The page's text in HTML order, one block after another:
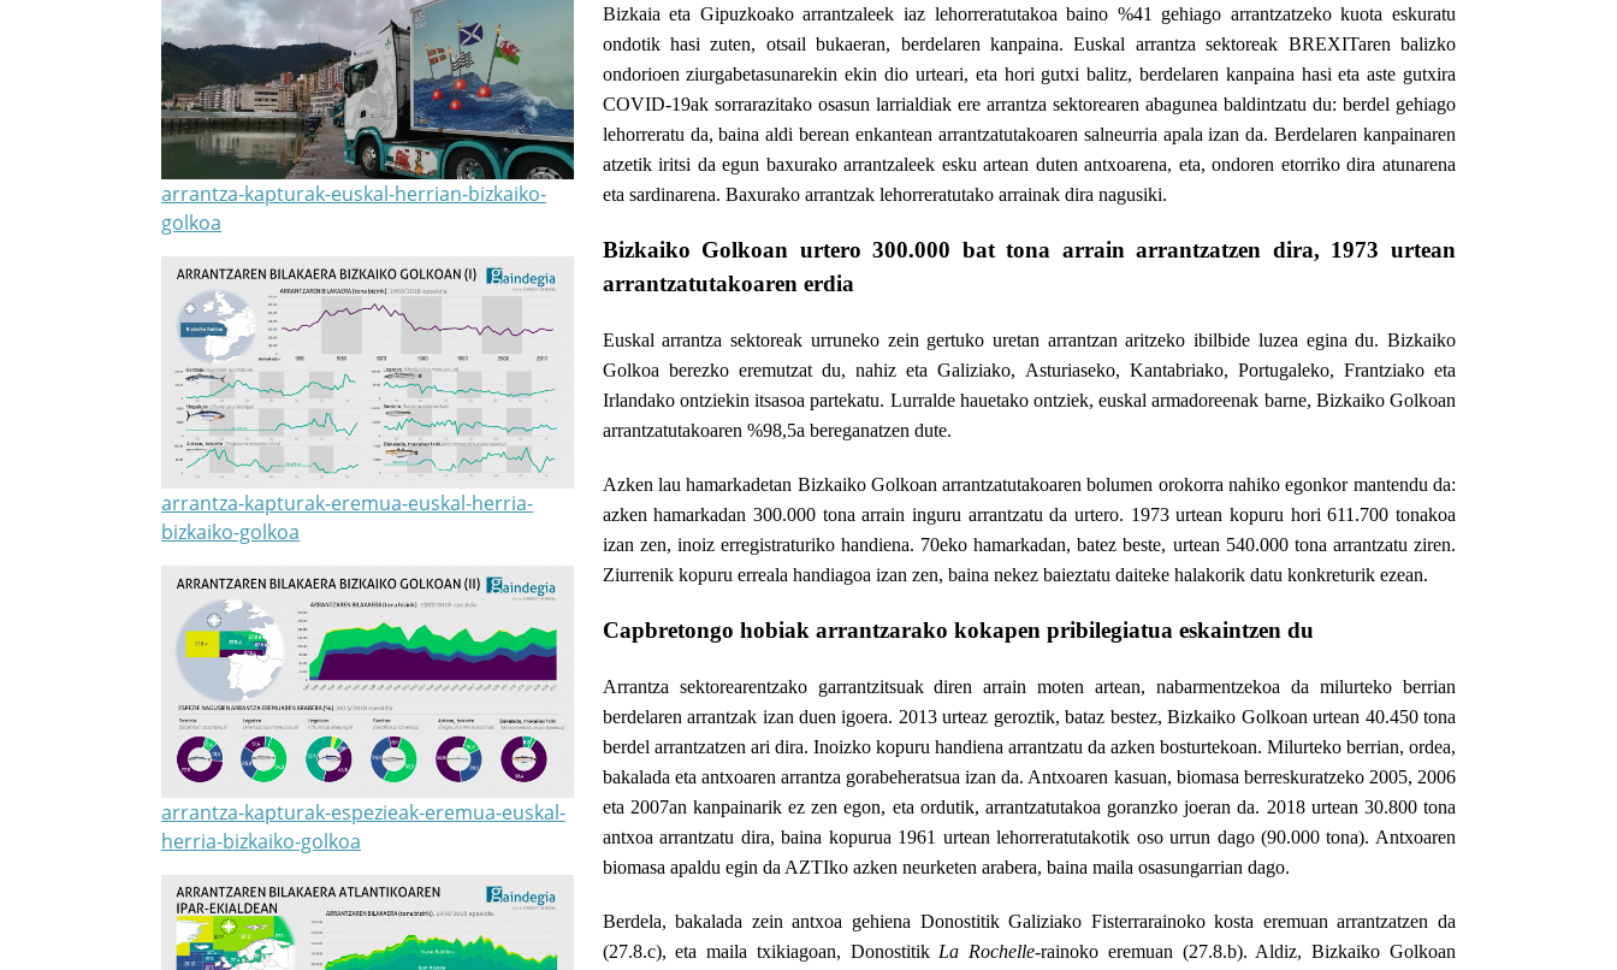
arrantza-kapturak-euskal-herrian-bizkaiko-
golkoa
arrantza-kapturak-eremua-euskal-herria-
bizkaiko-golkoa
arrantza-kapturak-espezieak-eremua-euskal-
herria-bizkaiko-golkoa
Bizkaia eta Gipuzkoako arrantzaleek iaz lehorreratutakoa baino %41 gehiago arrantzatzeko kuota eskuratu
ondotik hasi zuten, otsail bukaeran, berdelaren kanpaina. Euskal arrantza sektoreak BREXITaren balizko
ondorioen ziurgabetasunarekin ekin dio urteari, eta hori gutxi balitz, berdelaren kanpaina hasi eta aste gutxira
COVID-19ak sorrarazitako osasun larrialdiak ere arrantza sektorearen abagunea baldintzatu du: berdel gehiago
lehorreratu da, baina aldi berean enkantean arrantzatutakoaren salneurria apala izan da. Berdelaren kanpainaren
atzetik iritsi da egun baxurako arrantzaleek esku artean duten antxoarena, eta, ondoren etorriko dira atunarena
eta sardinarena. Baxurako arrantzak lehorreratutako arrainak dira nagusiki.
Bizkaiko Golkoan urtero 300.000 bat tona arrain arrantzatzen dira, 1973 urtean
arrantzatutakoaren erdia
Euskal arrantza sektoreak urruneko zein gertuko uretan arrantzan aritzeko ibilbide luzea egina du. Bizkaiko
Golkoa berezko eremutzat du, nahiz eta Galiziako, Asturiaseko, Kantabriako, Portugaleko, Frantziako eta
Irlandako ontziekin itsasoa partekatu. Lurralde hauetako ontziek, euskal armadoreenak barne, Bizkaiko Golkoan
arrantzatutakoaren %98,5a bereganatzen dute.
Azken lau hamarkadetan Bizkaiko Golkoan arrantzatutakoaren bolumen orokorra nahiko egonkor mantendu da:
azken hamarkadan 300.000 tona arrain inguru arrantzatu da urtero. 1973 urtean kopuru hori 611.700 tonakoa
izan zen, inoiz erregistraturiko handiena. 70eko hamarkadan, batez beste, urtean 540.000 tona arrantzatu ziren.
Ziurrenik kopuru erreala handiagoa izan zen, baina nekez baieztatu daiteke halakorik datu konkreturik ezean.
Capbretongo hobiak arrantzarako kokapen pribilegiatua eskaintzen du
Arrantza sektorearentzako garrantzitsuak diren arrain moten artean, nabarmentzekoa da milurteko berrian
berdelaren arrantzak izan duen igoera. 2013 urteaz geroztik, bataz bestez, Bizkaiko Golkoan urtean 40.450 tona
berdel arrantzatzen ari dira. Inoizko kopuru handiena arrantzatu da azken bosturtekoan. Milurteko berrian, ordea,
bakalada eta antxoaren arrantza gorabeheratsua izan da. Antxoaren kasuan, biomasa berreskuratzeko 2005, 2006
eta 2007an kanpainarik ez zen egon, eta ordutik, arrantzatutakoa goranzko joeran da. 2018 urtean 30.800 tona
antxoa arrantzatu dira, baina kopurua 1961 urtean lehorreratutakotik oso urrun dago (90.000 tona). Antxoaren
biomasa apaldu egin da AZTIko azken neurketen arabera, baina maila osasungarrian dago.
Berdela, bakalada zein antxoa gehiena Donostitik Galiziako Fisterrarainoko kosta eremuan arrantzatzen da
(27.8.c), eta maila txikiagoan, Donostitik La Rochelle-rainoko eremuan (27.8.b). Aldiz, Bizkaiko Golkoan